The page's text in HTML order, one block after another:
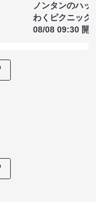
ノンタンのハッ
わくピクニック
08/08 09:30 開